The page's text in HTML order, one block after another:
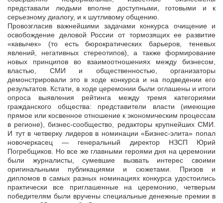
представали людьми вполне доступными, готовыми и к
серьезному диалогу, и к шутливому общению.
Провозгласив важнейшими задачами конкурса очищение и
освобождение деловой России от тормозящих ее развитие
«кавычек» (то есть бюрократических барьеров, теневых
явлений, негативных стереотипов), а также формирование
новых принципов во взаимоотношениях между бизнесом,
властью, СМИ и общественностью, организаторы
демонстрировали это в ходе конкурса и на подведении его
результатов. Кстати, в ходе церемонии были оглашены и итоги
опроса выявления рейтинга между тремя категориями
гражданского общества: представители власти (имеющие
прямое или косвенное отношение к экономическим процессам
в регионе), бизнес-сообщество, редакторы крупнейших СМИ.
И тут в четверку лидеров в номинации «Бизнес-элита» попал
новочеркасец — генеральный директор НЗСП Юрий
Погребщиков. Но все же главными героями дня на церемонии
были журналисты, сумевшие вызвать интерес своими
оригинальными публикациями и сюжетами. Призов и
дипломов в самых разных номинациях конкурса удостоились
практически все приглашенные на церемонию, четверым
победителям были вручены специальные денежные премии в